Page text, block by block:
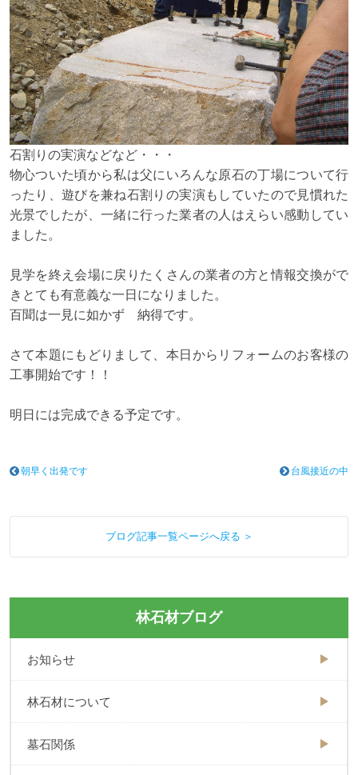
石割りの実演などなど・・・
物心ついた頃から私は父にいろんな原石の丁場について行
ったり、遊びを兼ね石割りの実演もしていたので見慣れた
光景でしたが、一緒に行った業者の人はえらい感動してい
ました。
見学を終え会場に戻りたくさんの業者の方と情報交換がで
きとても有意義な一日になりました。
百聞は一見に如かず 納得です。
さて本題にもどりまして、本日からリフォームのお客様の
工事開始です！！
明日には完成できる予定です。
朝早く出発です 台風接近の中
ブログ記事一覧ページへ戻る ＞
林石材ブログ
お知らせ
林石材について
墓石関係